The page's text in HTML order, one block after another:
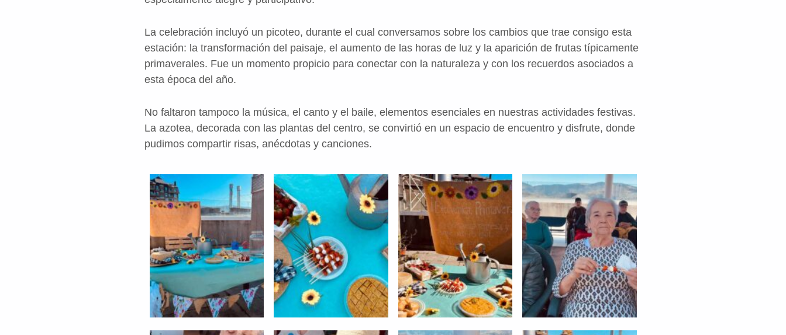
La celebración incluyó un picoteo, durante el cual conversamos sobre los cambios que trae consigo esta
estación: la transformación del paisaje, el aumento de las horas de luz y la aparición de frutas típicamente
primaverales. Fue un momento propicio para conectar con la naturaleza y con los recuerdos asociados a
esta época del año.
No faltaron tampoco la música, el canto y el baile, elementos esenciales en nuestras actividades festivas.
La azotea, decorada con las plantas del centro, se convirtió en un espacio de encuentro y disfrute, donde
pudimos compartir risas, anécdotas y canciones.